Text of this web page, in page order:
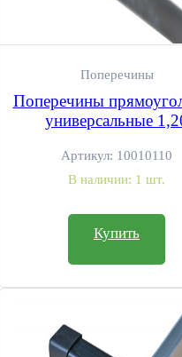
Поперечины
Поперечины
универсальные
Артикул: 10010110
В наличии: 1 шт.
Купить